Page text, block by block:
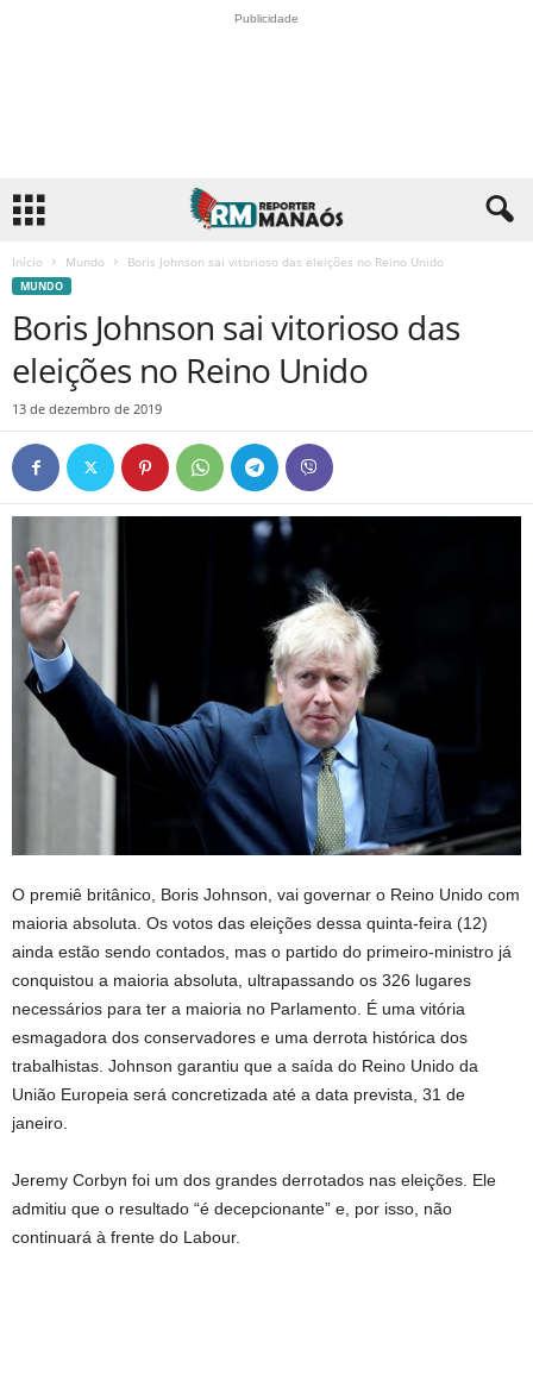
Publicidade
Início Mundo Boris Johnson sai vitorioso das eleições no Reino Unido
MUNDO
Boris Johnson sai vitorioso das
eleições no Reino Unido
13 de dezembro de 2019
O premiê britânico, Boris Johnson, vai governar o Reino Unido com
maioria absoluta. Os votos das eleições dessa quinta-feira (12)
ainda estão sendo contados, mas o partido do primeiro-ministro já
conquistou a maioria absoluta, ultrapassando os 326 lugares
necessários para ter a maioria no Parlamento. É uma vitória
esmagadora dos conservadores e uma derrota histórica dos
trabalhistas. Johnson garantiu que a saída do Reino Unido da
União Europeia será concretizada até a data prevista, 31 de
janeiro.
Jeremy Corbyn foi um dos grandes derrotados nas eleições. Ele
admitiu que o resultado “é decepcionante” e, por isso, não
continuará à frente do Labour.